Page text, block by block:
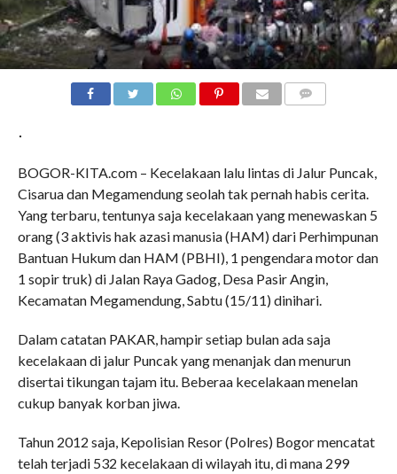
BOGOR-KITA.com – Kecelakaan lalu lintas di Jalur Puncak,
Cisarua dan Megamendung seolah tak pernah habis cerita.
Yang terbaru, tentunya saja kecelakaan yang menewaskan 5
orang (3 aktivis hak azasi manusia (HAM) dari Perhimpunan
Bantuan Hukum dan HAM (PBHI), 1 pengendara motor dan
1 sopir truk) di Jalan Raya Gadog, Desa Pasir Angin,
Kecamatan Megamendung, Sabtu (15/11) dinihari.
Dalam catatan PAKAR, hampir setiap bulan ada saja
kecelakaan di jalur Puncak yang menanjak dan menurun
disertai tikungan tajam itu. Beberaa kecelakaan menelan
cukup banyak korban jiwa.
Tahun 2012 saja, Kepolisian Resor (Polres) Bogor mencatat
telah terjadi 532 kecelakaan di wilayah itu, di mana 299